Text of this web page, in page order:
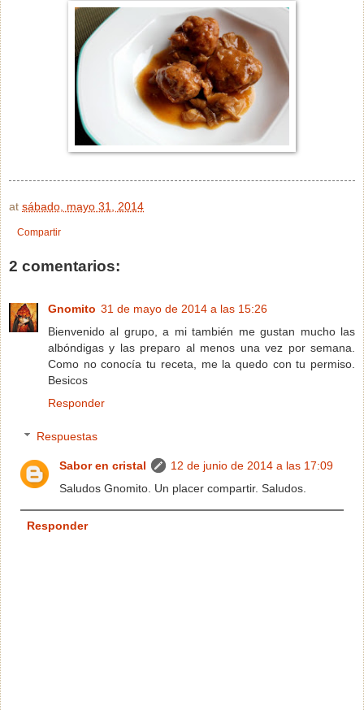
at sábado, mayo 31, 2014
Compartir
2 comentarios:
Gnomito 31 de mayo de 2014 a las 15:26
Bienvenido al grupo, a mi también me gustan mucho las
albóndigas y las preparo al menos una vez por semana.
Como no conocía tu receta, me la quedo con tu permiso.
Besicos
Responder
Respuestas
Sabor en cristal
12 de junio de 2014 a las 17:09
Saludos Gnomito. Un placer compartir. Saludos.
Responder